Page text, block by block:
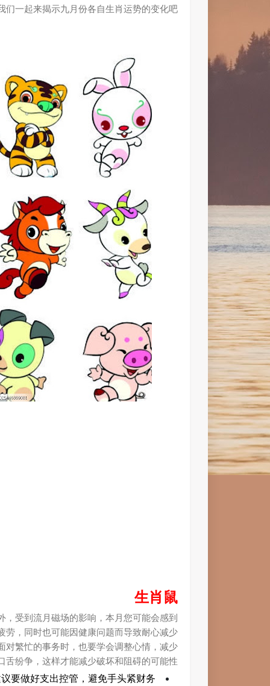
一起来揭示九月份各自生肖运势的变化吧！
生肖鼠
受到流月磁场的影响，本月您可能会感到
劳，同时也可能因健康问题而导致耐心减少。
繁忙的事务时，也要学会调整心情，减少
纷争，这样才能减少破坏和阻碍的可能性。
要做好支出控管，避免手头紧财务